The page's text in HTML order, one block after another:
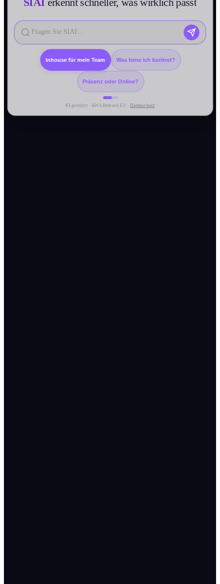
Was lerne ich konkret?
Präsenz oder Online?
Inhouse für mein Team
KI-gestützt · AWS Bedrock EU ·Datenschutz